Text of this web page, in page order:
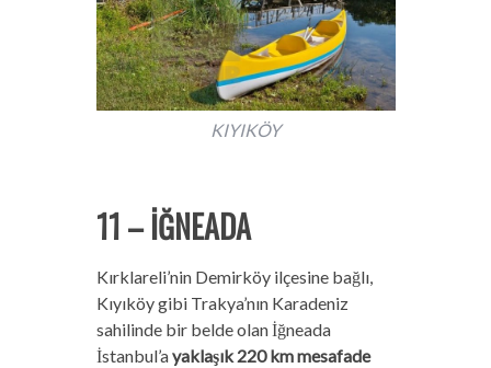
KIYIKÖY
11 – İĞNEADA
Kırklareli’nin Demirköy ilçesine bağlı,
Kıyıköy gibi Trakya’nın Karadeniz
sahilinde bir belde olan İğneada
İstanbul’ayaklaşık 220 km mesafade